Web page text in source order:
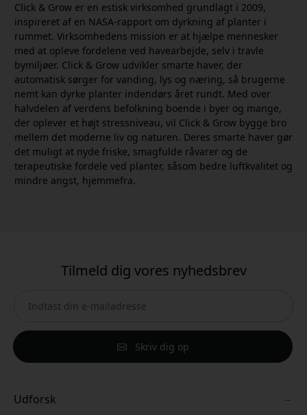
Click & Grow er en estisk virksomhed grundlagt i 2009,
inspireret af en NASA-rapport om dyrkning af planter i
rummet. Virksomhedens mission er at hjælpe mennesker
med at opleve fordelene ved havearbejde, selv i travle
bymiljøer. Click & Grow udvikler smarte haver, der
automatisk sørger for vanding, lys og næring, så brugerne
nemt kan dyrke planter indendørs året rundt. Med over
halvdelen af verdens befolkning boende i byer og mange,
der oplever et højt stressniveau, vil Click & Grow bygge bro
mellem det moderne liv og naturen. Deres smarte haver gør
det muligt at nyde friske, smagfulde råvarer og de
terapeutiske fordele ved planter, såsom bedre luftkvalitet og
mindre angst, hjemmefra.
Tilmeld dig vores nyhedsbrev
Skriv dig op
Udforsk